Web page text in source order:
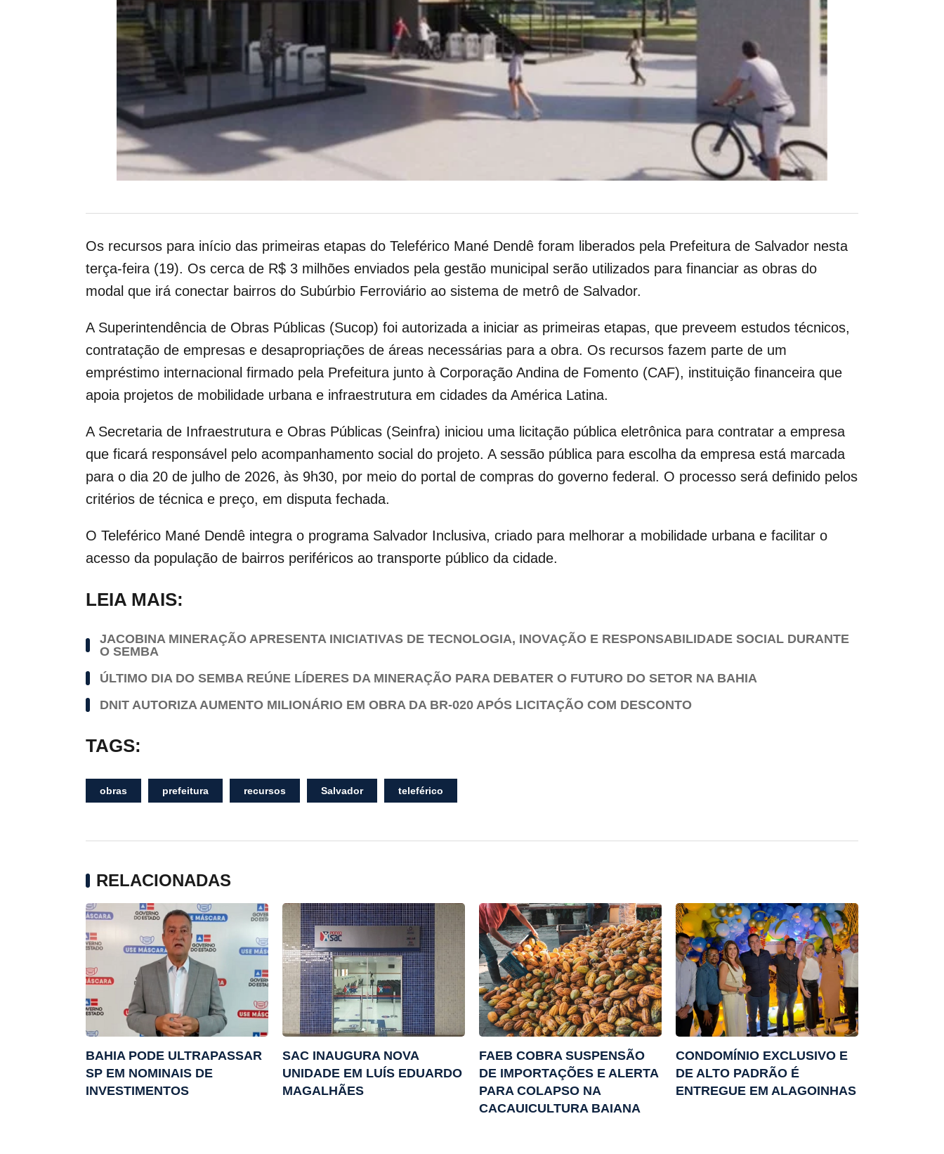
Os recursos para início das primeiras etapas do Teleférico Mané Dendê foram liberados pela Prefeitura de Salvador nesta
terça-feira (19). Os cerca de R$ 3 milhões enviados pela gestão municipal serão utilizados para financiar as obras do
modal que irá conectar bairros do Subúrbio Ferroviário ao sistema de metrô de Salvador.
A Superintendência de Obras Públicas (Sucop) foi autorizada a iniciar as primeiras etapas, que preveem estudos técnicos,
contratação de empresas e desapropriações de áreas necessárias para a obra. Os recursos fazem parte de um
empréstimo internacional firmado pela Prefeitura junto à Corporação Andina de Fomento (CAF), instituição financeira que
apoia projetos de mobilidade urbana e infraestrutura em cidades da América Latina.
A Secretaria de Infraestrutura e Obras Públicas (Seinfra) iniciou uma licitação pública eletrônica para contratar a empresa
que ficará responsável pelo acompanhamento social do projeto. A sessão pública para escolha da empresa está marcada
para o dia 20 de julho de 2026, às 9h30, por meio do portal de compras do governo federal. O processo será definido pelos
critérios de técnica e preço, em disputa fechada.
O Teleférico Mané Dendê integra o programa Salvador Inclusiva, criado para melhorar a mobilidade urbana e facilitar o
acesso da população de bairros periféricos ao transporte público da cidade.
LEIA MAIS:
JACOBINA MINERAÇÃO APRESENTA INICIATIVAS DE TECNOLOGIA, INOVAÇÃO E RESPONSABILIDADE SOCIAL DURANTE
O SEMBA
ÚLTIMO DIA DO SEMBA REÚNE LÍDERES DA MINERAÇÃO PARA DEBATER O FUTURO DO SETOR NA BAHIA
DNIT AUTORIZA AUMENTO MILIONÁRIO EM OBRA DA BR-020 APÓS LICITAÇÃO COM DESCONTO
TAGS:
obras prefeitura recursos Salvador teleférico
RELACIONADAS
BAHIA PODE ULTRAPASSAR
SP EM NOMINAIS DE
INVESTIMENTOS
SAC INAUGURA NOVA
UNIDADE EM LUÍS EDUARDO
MAGALHÃES
FAEB COBRA SUSPENSÃO
DE IMPORTAÇÕES E ALERTA
PARA COLAPSO NA
CACAUICULTURA BAIANA
CONDOMÍNIO EXCLUSIVO E
DE ALTO PADRÃO É
ENTREGUE EM ALAGOINHAS